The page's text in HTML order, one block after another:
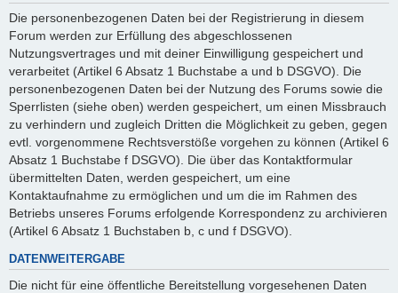
Die personenbezogenen Daten bei der Registrierung in diesem
Forum werden zur Erfüllung des abgeschlossenen
Nutzungsvertrages und mit deiner Einwilligung gespeichert und
verarbeitet (Artikel 6 Absatz 1 Buchstabe a und b DSGVO). Die
personenbezogenen Daten bei der Nutzung des Forums sowie die
Sperrlisten (siehe oben) werden gespeichert, um einen Missbrauch
zu verhindern und zugleich Dritten die Möglichkeit zu geben, gegen
evtl. vorgenommene Rechtsverstöße vorgehen zu können (Artikel 6
Absatz 1 Buchstabe f DSGVO). Die über das Kontaktformular
übermittelten Daten, werden gespeichert, um eine
Kontaktaufnahme zu ermöglichen und um die im Rahmen des
Betriebs unseres Forums erfolgende Korrespondenz zu archivieren
(Artikel 6 Absatz 1 Buchstaben b, c und f DSGVO).
DATENWEITERGABE
Die nicht für eine öffentliche Bereitstellung vorgesehenen Daten